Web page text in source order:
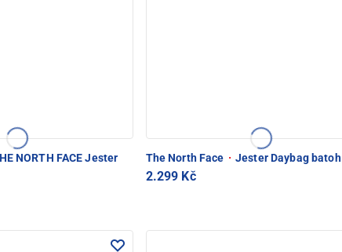
NORTH FACE Jester
The North Face · Jester Daybag batoh
2.299 Kč